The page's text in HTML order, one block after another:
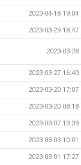
2023-04-18 19:04
2023-03-29 18:47
2023-03-28
2023-03-27 16:40
2023-03-20 17:07
2023-03-20 08:18
2023-03-07 13:39
2023-03-03 10:01
2023-03-01 17:27